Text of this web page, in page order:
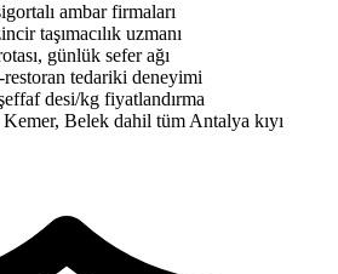
ambar firmaları
taşımacılık uzmanı
günlük sefer ağı
tedariki deneyimi
desi/kg fiyatlandırma
Belek dahil tüm Antalya kıyı